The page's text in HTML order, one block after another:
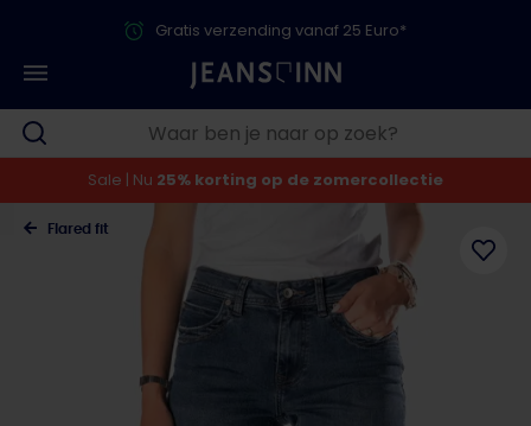
Gratis verzending vanaf 25 Euro*
Sale | Nu 25% korting op de zomercollectie
Flared fit